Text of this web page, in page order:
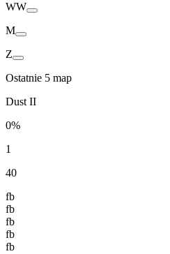
WW
M
Z
Ostatnie 5 map
Dust II
0%
1
40
fb
fb
fb
fb
fb